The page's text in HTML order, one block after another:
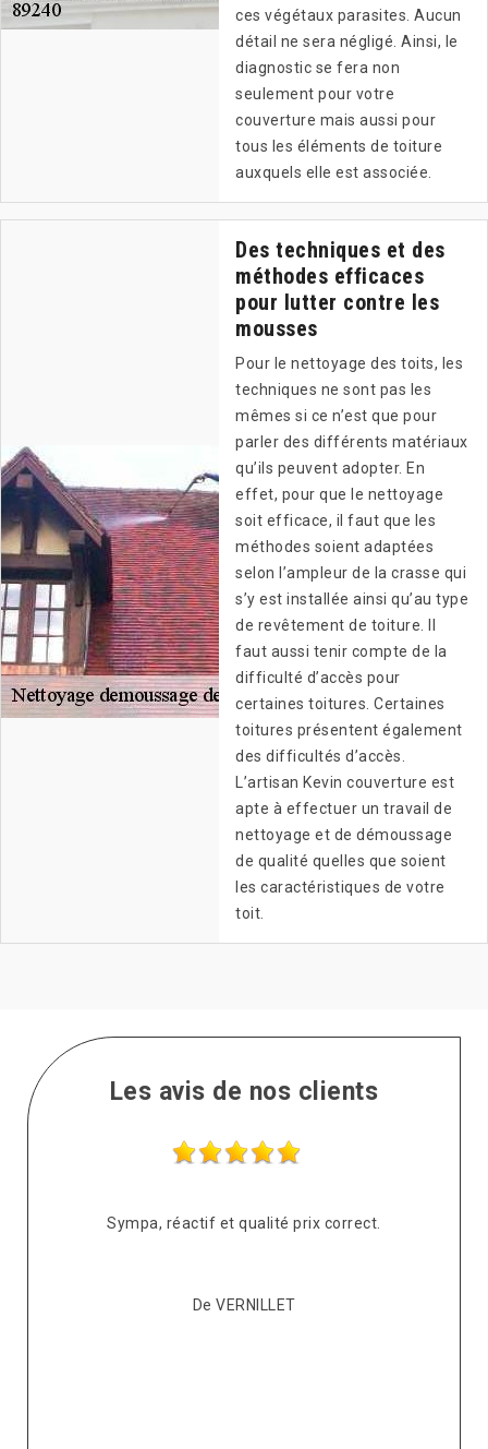
ces végétaux parasites. Aucun
détail ne sera négligé. Ainsi, le
diagnostic se fera non
seulement pour votre
couverture mais aussi pour
tous les éléments de toiture
auxquels elle est associée.
Des techniques et des
méthodes efficaces
pour lutter contre les
mousses
Pour le nettoyage des toits, les
techniques ne sont pas les
mêmes si ce n’est que pour
parler des différents matériaux
qu’ils peuvent adopter. En
effet, pour que le nettoyage
soit efficace, il faut que les
méthodes soient adaptées
selon l’ampleur de la crasse qui
s’y est installée ainsi qu’au type
de revêtement de toiture. Il
faut aussi tenir compte de la
difficulté d’accès pour
certaines toitures. Certaines
toitures présentent également
des difficultés d’accès.
L’artisan Kevin couverture est
apte à effectuer un travail de
nettoyage et de démoussage
de qualité quelles que soient
les caractéristiques de votre
toit.
Les avis de nos clients
Sympa, réactif et qualité prix correct.
De VERNILLET